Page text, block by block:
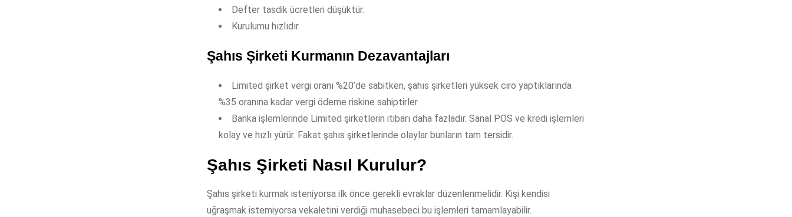
Defter tasdik ücretleri düşüktür.
Kurulumu hızlıdır.
Şahıs Şirketi Kurmanın Dezavantajları
Limited şirket vergi oranı %20’de sabitken, şahıs şirketleri yüksek ciro yaptıklarında
%35 oranına kadar vergi ödeme riskine sahiptirler.
Banka işlemlerinde Limited şirketlerin itibarı daha fazladır. Sanal POS ve kredi işlemleri
kolay ve hızlı yürür. Fakat şahıs şirketlerinde olaylar bunların tam tersidir.
Şahıs Şirketi Nasıl Kurulur?
Şahıs şirketi kurmak isteniyorsa ilk önce gerekli evraklar düzenlenmelidir. Kişi kendisi
uğraşmak istemiyorsa vekaletini verdiği muhasebeci bu işlemleri tamamlayabilir.